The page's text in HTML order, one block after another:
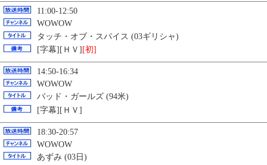
11:00-12:50
WOWOW
タッチ・オブ・スパイス (03ギリシャ)
[字幕][ＨＶ] [初]
14:50-16:34
WOWOW
バッド・ガールズ (94米)
[字幕][ＨＶ]
18:30-20:57
WOWOW
あずみ (03日)